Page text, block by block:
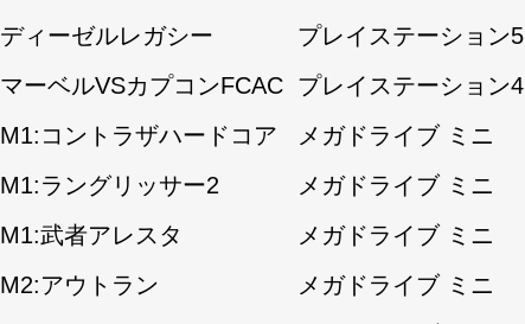
ディーゼルレガシー
プレイステーション5
マーベルVSカプコンFCAC プレイステーション4
M1:コントラザハードコア
メガドライブ ミニ
M1:ラングリッサー2
メガドライブ ミニ
M1:武者アレスタ
メガドライブ ミニ
M2:アウトラン
メガドライブ ミニ